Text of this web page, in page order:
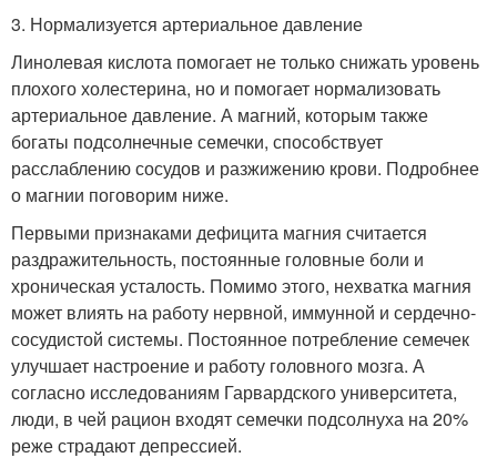
3. Нормализуется артериальное давление
Линолевая кислота помогает не только снижать уровень
плохого холестерина, но и помогает нормализовать
артериальное давление. А магний, которым также
богаты подсолнечные семечки, способствует
расслаблению сосудов и разжижению крови. Подробнее
о магнии поговорим ниже.
Первыми признаками дефицита магния считается
раздражительность, постоянные головные боли и
хроническая усталость. Помимо этого, нехватка магния
может влиять на работу нервной, иммунной и сердечно-
сосудистой системы. Постоянное потребление семечек
улучшает настроение и работу головного мозга. А
согласно исследованиям Гарвардского университета,
люди, в чей рацион входят семечки подсолнуха на 20%
реже страдают депрессией.